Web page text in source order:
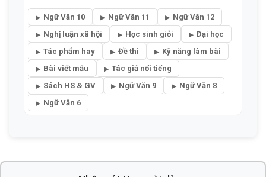
DANH MỤC
Ngữ Văn 10 Ngữ Văn 11
Ngữ Văn 12
Nghị luận xã hội
Học sinh giỏi
Tác phẩm hay
Đề thi
Kỹ năng làm bài
Bài viết mẫu